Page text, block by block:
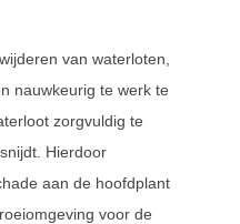
van waterloten,
nauwkeurig te werk te
zorgvuldig te
Hierdoor
aan de hoofdplant
voor de